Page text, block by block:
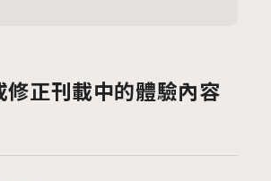
修正刊載中的體驗內容